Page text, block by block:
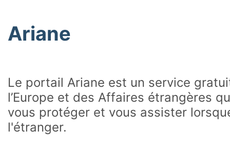
Ariane
Le portail Ariane est un service
l’Europe et des Affaires étrangères
vous protéger et vous assister
l'étranger.